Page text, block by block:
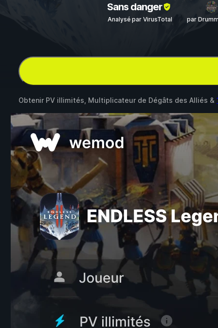
Sans danger
Analysé par VirusTotal par
Obtenir PV illimités, Multiplicateur de Dégâts des Alliés &